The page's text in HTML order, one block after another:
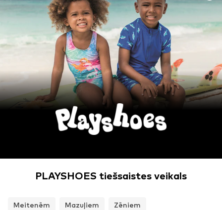
PLAYSHOES tiešsaistes veikals
Meitenēm Mazuļiem Zēniem